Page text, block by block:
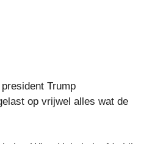
Trump
op vrijwel alles wat de